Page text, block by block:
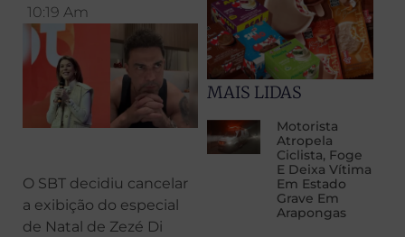
10:19 Am
O SBT decidiu cancelar
a exibição do especial
de Natal de Zezé Di
MAIS LIDAS
Motorista
Atropela
Ciclista, Foge
E Deixa Vítima
Em Estado
Grave Em
Arapongas